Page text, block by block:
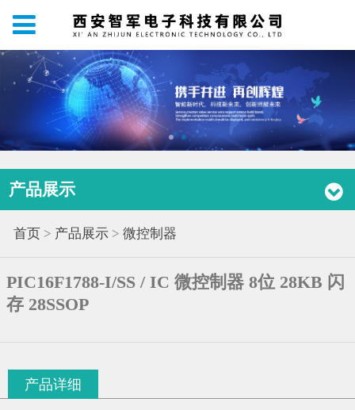
产品展示
首页> 产品展示> 微控制器
PIC16F1788-I/SS / IC 微控制器 8位 28KB 闪
存 28SSOP
产品详细